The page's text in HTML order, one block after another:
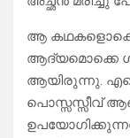
ആ കഥകളൊക്കെ
ആദ്യമൊക്കെ
ആയിരുന്നു.
പൊസ്സസ്സീവ്